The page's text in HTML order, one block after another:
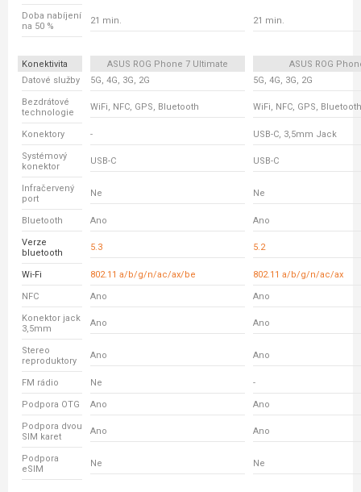
Doba nabíjení
na 50 %
21 min. 21 min.
Konektivita ASUS ROG Phone 7 Ultimate
ASUS ROG
Datové služby
5G, 4G, 3G, 2G 5G, 4G, 3G, 2G
Bezdrátové
technologie
WiFi, NFC, GPS, Bluetooth WiFi, NFC, GPS, Bluetooth
Konektory - USB-C, 3,5mm Jack
Systémový
konektor
USB-C USB-C
Infračervený
port
Ne Ne
Bluetooth Ano Ano
Verze
bluetooth
5.3 5.2
Wi-Fi 802.11 a/b/g/n/ac/ax/be 802.11 a/b/g/n/ac/ax
NFC Ano Ano
Konektor jack
3,5mm
Ano Ano
Stereo
reproduktory
Ano Ano
FM rádio Ne -
Podpora OTG Ano Ano
Podpora dvou
SIM karet
Ano Ano
Podpora
eSIM
Ne Ne